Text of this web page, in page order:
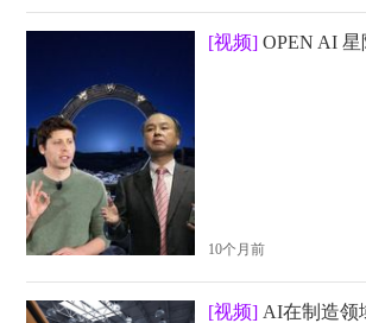
[视频]OPEN AI 星
10个月前
[视频]AI在制造领